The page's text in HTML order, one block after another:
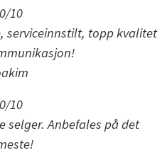
10
serviceinnstilt, topp kvalitet
10
selger. Anbefales på det